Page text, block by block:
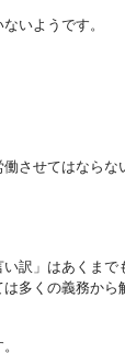
いようです。
させてはならな
訳」はあくま
多くの義務か